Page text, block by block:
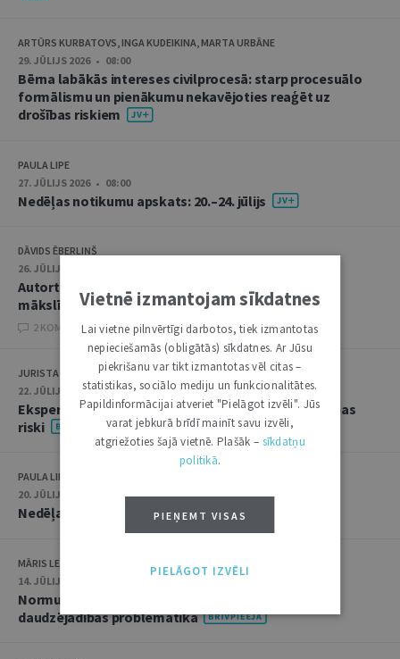
ARTŪRS KURBATOVS, INGA KUDEIKINA, MARTA URBĀNE
29. JŪLIJS 2026 • 08:00
Bērna labākās intereses civilprocesā: starp procesuālo
formālismu un pienākumu nekavējoties reaģēt uz
drošības riskiem
PAULA LIPE
27. JŪLIJS 2026 • 08:00
Nedēļas notikumu apskats: 20.–24. jūlijs
DĀVIDS ĒBERLIŅŠ
26. JŪLIJS 2026 • 08:00
Autortiesību subjekta un objekta juridiskie aspekti
mākslīgā intelekta kontekstā
2 KOMENTĀRI
JURISTA VĀRDS
22. JŪLIJS 2026 • 14:00
Ekspertu saruna jūlijā: krimināltiesības un būvniecības
riski
PAULA LIPE
20. JŪLIJS 2026 • 16:05
Nedēļas notikumu apskats: 13.–17. jūlijs
MĀRIS LEJA
14. JŪLIJS 2026
Normu konkurences un noziedzīgu nodarījumu
daudzējādības problemātika
Vietnē izmantojam sīkdatnes
Lai vietne pilnvērtīgi darbotos, tiek izmantotas
nepieciešamās (obligātās) sīkdatnes. Ar Jūsu
piekrišanu var tikt izmantotas vēl citas –
statistikas, sociālo mediju un funkcionalitātes.
Papildinformācijai atveriet "Pielāgot izvēli". Jūs
varat jebkurā brīdī mainīt savu izvēli,
atgriežoties šajā vietnē. Plašāk – sīkdatņu
politikā.
PIEŅEMT VISAS
PIELĀGOT IZVĒLI